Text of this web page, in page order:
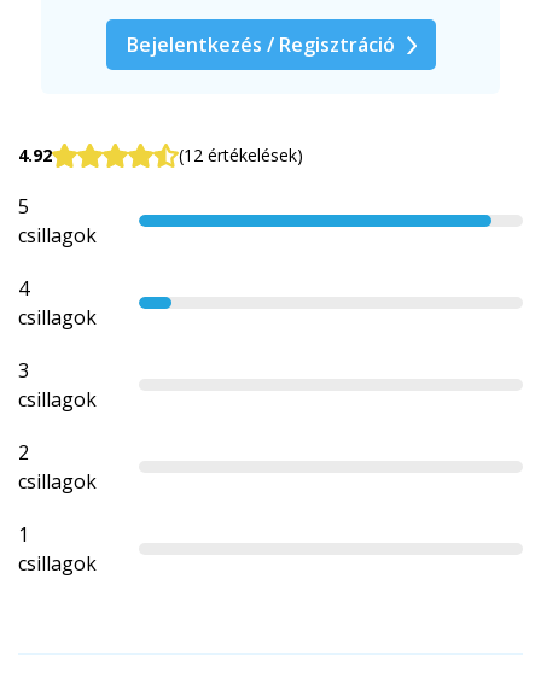
Bejelentkezés / Regisztráció
4.92 (12 értékelések)
5
csillagok
4
csillagok
3
csillagok
2
csillagok
1
csillagok